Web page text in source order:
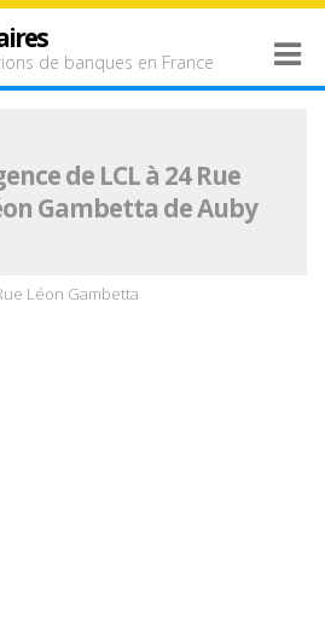
de banques en France
de LCL à 24 Rue
Gambetta de Auby
Léon Gambetta